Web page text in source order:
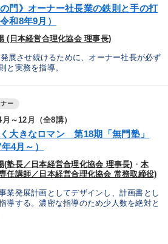
の門》オーナー社長業の鉄則と手の打
和8年9月）
(日本経営合理化協会 理事長)
展させ続けるために、オーナー社長が必ず
と実務を指導。
ー
～12月（全8講）
大きなロマン 第18期「無門塾」
年4月～）
(塾長／日本経営合理化協会 理事長) ・ 木
任講師／日本経営合理化協会 常務取締役)
業発展計画としてデザインし、計画書とし
導する。濃密な指導のため少人数を絶対と